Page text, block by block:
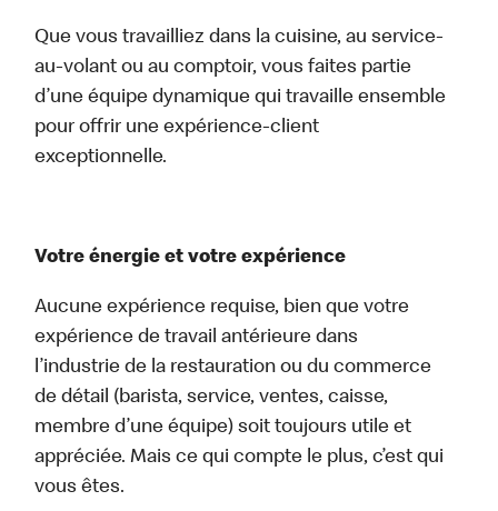
Que vous travailliez dans la cuisine, au service-
au-volant ou au comptoir, vous faites partie
d’une équipe dynamique qui travaille ensemble
pour offrir une expérience-client
exceptionnelle.
Votre énergie et votre expérience
Aucune expérience requise, bien que votre
expérience de travail antérieure dans
l’industrie de la restauration ou du commerce
de détail (barista, service, ventes, caisse,
membre d’une équipe) soit toujours utile et
appréciée. Mais ce qui compte le plus, c’est qui
vous êtes.